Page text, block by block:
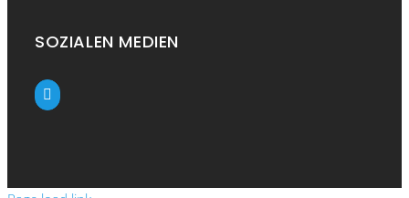
SOZIALEN MEDIEN